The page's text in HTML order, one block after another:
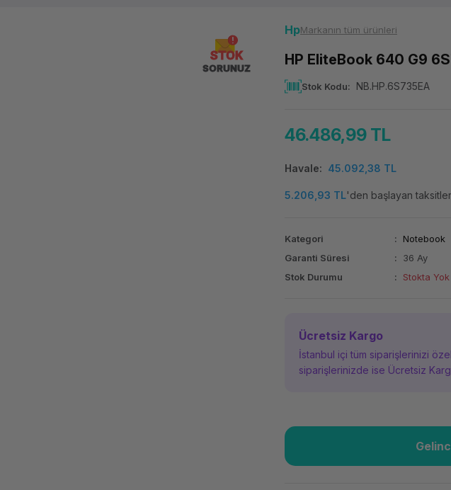
STOK
SORUNUZ
HpMarkanın tüm ürünleri
HP EliteBook 640 G9
Stok Kodu NB.HP.6S735EA
46.486,99 TL
Havale 45.092,38 TL
5.206,93 TL'den başlayan
Kategori
Notebook
Garanti Süresi
36 Ay
Stok Durumu
Stokta Yok
Ücretsiz Kargo
İstanbul içi tüm siparişlerinizi
siparişlerinizde ise Ücretsiz